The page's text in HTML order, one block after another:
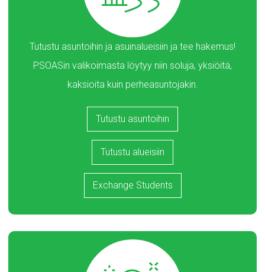
Tutustu asuntoihin ja asuinalueisiin ja tee hakemus!
PSOASin valikoimasta löytyy niin soluja, yksiöitä,
kaksioita kuin perheasuntojakin.
Tutustu asuntoihin
Tutustu alueisiin
Exchange Students